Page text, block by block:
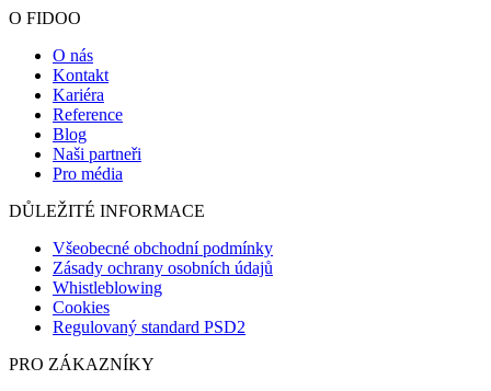
O FIDOO
O nás
Kontakt
Kariéra
Reference
Blog
Naši partneři
Pro média
DŮLEŽITÉ INFORMACE
Všeobecné obchodní podmínky
Zásady ochrany osobních údajů
Whistleblowing
Cookies
Regulovaný standard PSD2
PRO ZÁKAZNÍKY